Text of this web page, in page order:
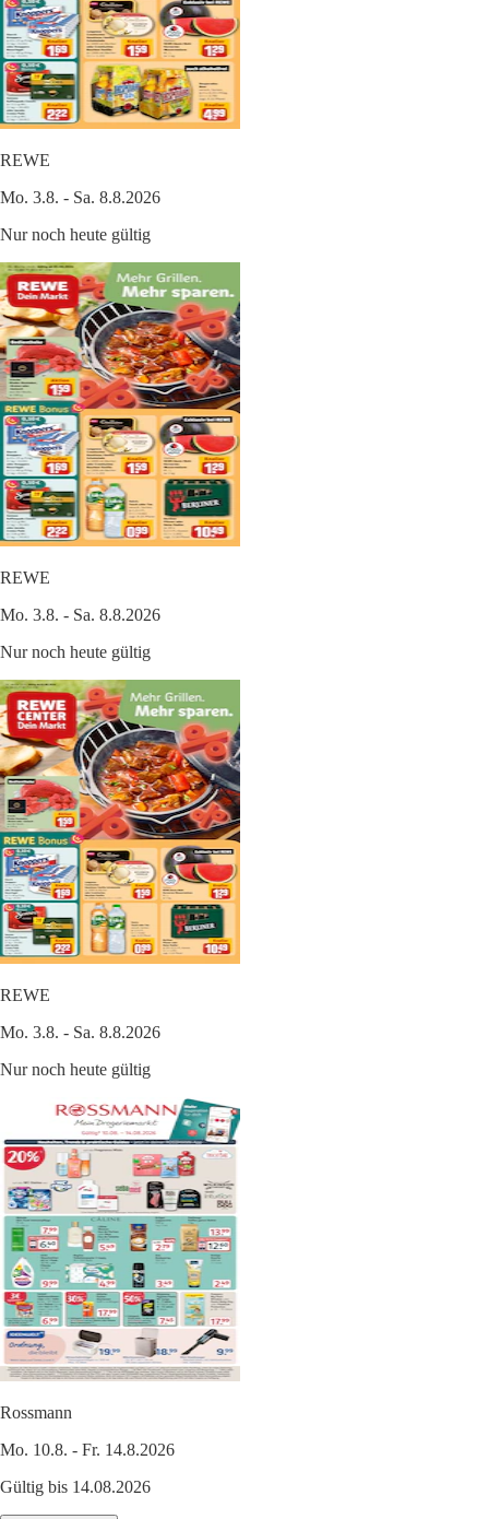
REWE
Mo. 3.8. - Sa. 8.8.2026
Nur noch heute gültig
REWE
Mo. 3.8. - Sa. 8.8.2026
Nur noch heute gültig
REWE
Mo. 3.8. - Sa. 8.8.2026
Nur noch heute gültig
Rossmann
Mo. 10.8. - Fr. 14.8.2026
Gültig bis 14.08.2026